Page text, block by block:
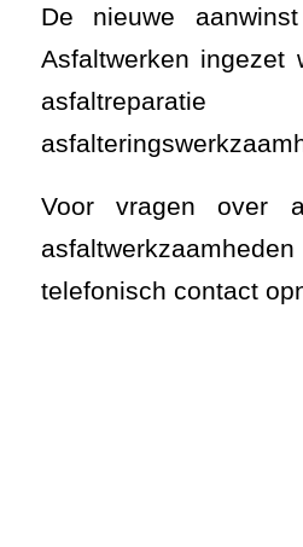
De nieuwe
Asfaltwerken ingezet
Voor vragen over
telefonisch contact